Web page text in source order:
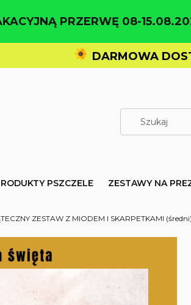
PRZERWĘ 08-
DARMOWA
PSZCZELE ZESTAWY NA
ZESTAW Z MIODEM I SKARPETKAMI (średni)